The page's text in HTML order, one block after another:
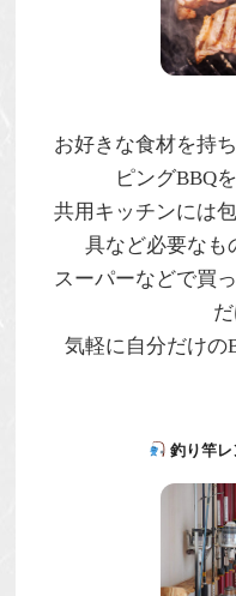
お好きな食材を持ち
ピングBBQ
共用キッチンには
具など必要なも
スーパーなどで買
気軽に自分だけの
釣り竿